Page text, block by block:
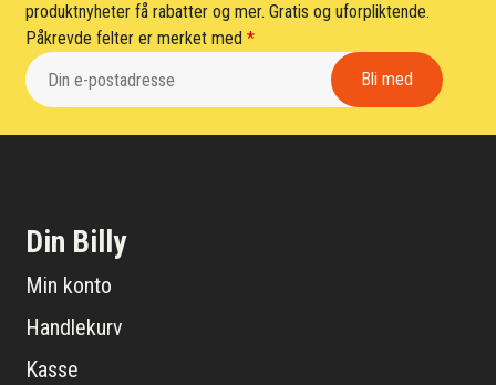
produktnyheter få rabatter og mer. Gratis og uforpliktende.
Påkrevde felter er merket med*
Din Billy
Min konto
Handlekurv
Kasse